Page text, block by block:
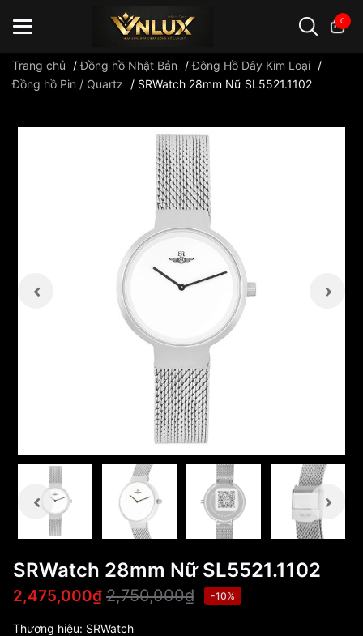
0
Trang chủ /Đồng hồ Nhật Bản /Đông Hồ Dây Kim Loại /
Đồng hồ Pin / Quartz
/ SRWatch 28mm Nữ SL5521.1102
SRWatch 28mm Nữ SL5521.1102
2,475,000₫ 2,750,000₫ -10%
Thương hiệu: SRWatch